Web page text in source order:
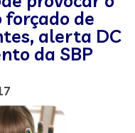
de
alerta DC
da SBP